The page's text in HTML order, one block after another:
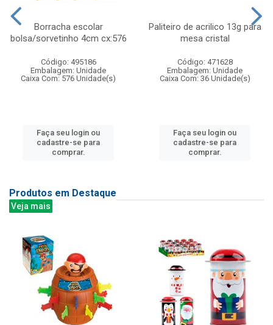
Borracha escolar
bolsa/sorvetinho 4cm cx:576
Código: 495186
Embalagem: Unidade
Caixa Com: 576 Unidade(s)
Faça seu login ou
cadastre-se para
comprar.
Paliteiro de acrilico 13g para
mesa cristal
Código: 471628
Embalagem: Unidade
Caixa Com: 36 Unidade(s)
Faça seu login ou
cadastre-se para
comprar.
Produtos em Destaque
Veja mais